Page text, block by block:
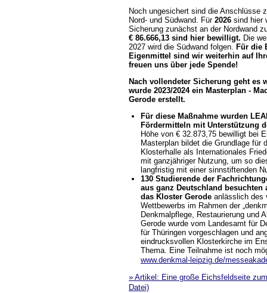
Noch ungesichert sind die Anschlüsse
Nord- und Südwand. Für 2026 sind hier
Sicherung zunächst an der Nordwand
€ 86.666,13 sind hier bewilligt. Die
2027 wird die Südwand folgen.
Für die
Eigenmittel sind wir weiterhin auf
freuen uns über jede Spende!
Nach vollendeter Sicherung geht es
wurde 2023/2024 ein Masterplan -
Gerode erstellt.
Für diese Maßnahme wurden
Fördermitteln mit Unterstützung
Höhe von € 32.873,75 bewilligt bei
Masterplan bildet die Grundlage für
Klosterhalle als Internationales
mit ganzjähriger Nutzung, um so
langfristig mit einer sinnstiftenden
130 Studierende der
aus ganz Deutschland
das Kloster Gerode anlässlich des
Wettbewerbs im Rahmen der
Denkmalpflege, Restaurierung und
Gerode wurde vom Landesamt für
für Thüringen vorgeschlagen und
eindrucksvollen Klosterkirche im
Thema. Eine Teilnahme ist noch
www.denkmal-leipzig.de/
» Artikel: Eine große Eichsfeldseite
Datei)